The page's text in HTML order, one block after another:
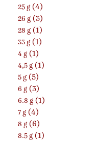
25 g (4)
26 g (3)
28 g (1)
33 g (1)
4 g (1)
4,5 g (1)
5 g (5)
6 g (3)
6.8 g (1)
7 g (4)
8 g (6)
8.5 g (1)